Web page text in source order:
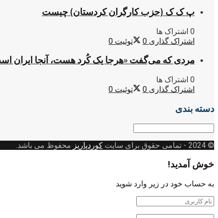
پ ک ک (حزب کارگران کردستان) چیست
0 اشتراک ها
اشتراک گذاری 0 توئیت 0
مردی که می‌گفت «هرجا یک کُرد هست، آنجا ایران
0 اشتراک ها
اشتراک گذاری 0 توئیت 0
دسته بندی
© 2024
- تمامی حقوق برای سایت کوردپاریز محفوظ می باشد.
خوش آمدید!
به حساب خود در زیر وارد شوید